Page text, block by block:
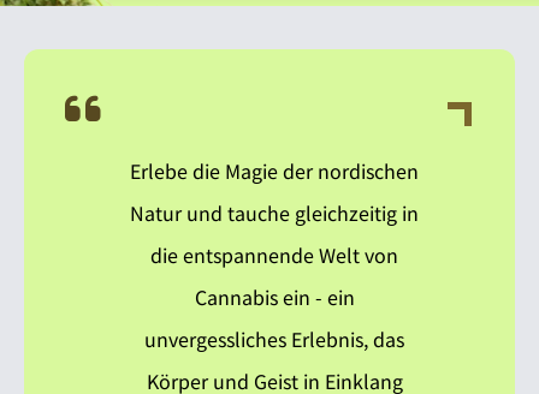
Erlebe die Magie der nordischen
Natur und tauche gleichzeitig in
die entspannende Welt von
Cannabis ein - ein
unvergessliches Erlebnis, das
Körper und Geist in Einklang